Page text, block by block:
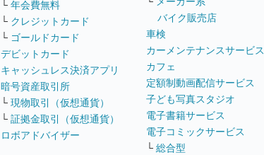
└ 年会費無料
└ クレジットカード
└ ゴールドカード
デビットカード
キャッシュレス決済アプリ
暗号資産取引所
└ 現物取引（仮想通貨）
└ 証拠金取引（仮想通貨）
ロボアドバイザー
バイク販売店
車検
カーメンテナンスサービス
カフェ
定額制動画配信サービス
子ども写真スタジオ
電子書籍サービス
電子コミックサービス
└ 総合型